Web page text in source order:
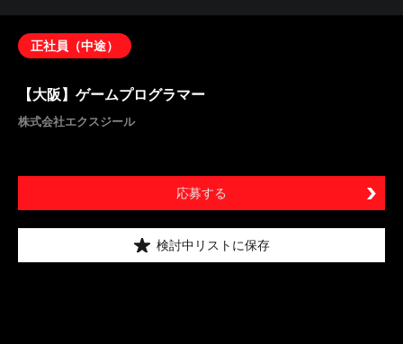
正社員（中途）
【大阪】ゲームプログラマー
株式会社エクスジール
応募する
検討中リストに保存